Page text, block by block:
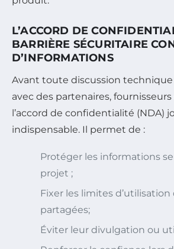
L’ACCORD DE
BARRIÈRE SÉCURITAIRE
D’INFORMATIONS
Avant toute discussion
avec des partenaires,
l’accord de confidentialité (NDA)
indispensable. Il permet de :
Protéger les informations
projet ;
Fixer les limites
partagées;
Éviter leur divulgation ou